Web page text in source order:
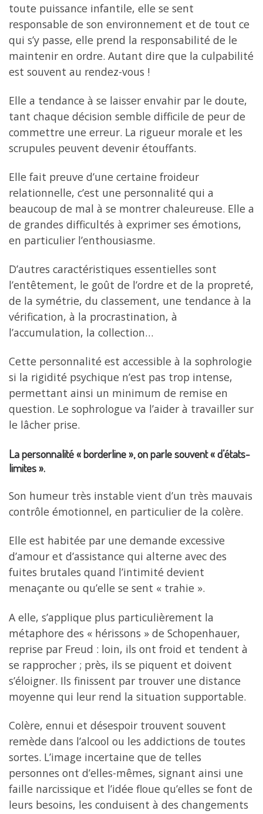
toute puissance infantile, elle se sent
responsable de son environnement et de tout ce
qui s’y passe, elle prend la responsabilité de le
maintenir en ordre. Autant dire que la culpabilité
est souvent au rendez-vous !
Elle a tendance à se laisser envahir par le doute,
tant chaque décision semble difficile de peur de
commettre une erreur. La rigueur morale et les
scrupules peuvent devenir étouffants.
Elle fait preuve d’une certaine froideur
relationnelle, c’est une personnalité qui a
beaucoup de mal à se montrer chaleureuse. Elle a
de grandes difficultés à exprimer ses émotions,
en particulier l’enthousiasme.
D’autres caractéristiques essentielles sont
l’entêtement, le goût de l’ordre et de la propreté,
de la symétrie, du classement, une tendance à la
vérification, à la procrastination, à
l’accumulation, la collection…
Cette personnalité est accessible à la sophrologie
si la rigidité psychique n’est pas trop intense,
permettant ainsi un minimum de remise en
question. Le sophrologue va l’aider à travailler sur
le lâcher prise.
La personnalité « borderline », on parle souvent « d’états-
limites ».
Son humeur très instable vient d’un très mauvais
contrôle émotionnel, en particulier de la colère.
Elle est habitée par une demande excessive
d’amour et d’assistance qui alterne avec des
fuites brutales quand l’intimité devient
menaçante ou qu’elle se sent « trahie ».
A elle, s’applique plus particulièrement la
métaphore des « hérissons » de Schopenhauer,
reprise par Freud : loin, ils ont froid et tendent à
se rapprocher ; près, ils se piquent et doivent
s’éloigner. Ils finissent par trouver une distance
moyenne qui leur rend la situation supportable.
Colère, ennui et désespoir trouvent souvent
remède dans l’alcool ou les addictions de toutes
sortes. L’image incertaine que de telles
personnes ont d’elles-mêmes, signant ainsi une
faille narcissique et l’idée floue qu’elles se font de
leurs besoins, les conduisent à des changements